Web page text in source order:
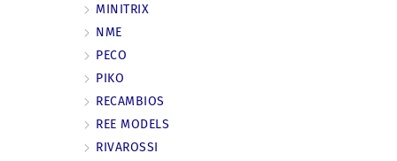
MINITRIX
NME
PECO
PIKO
RECAMBIOS
REE MODELS
RIVAROSSI